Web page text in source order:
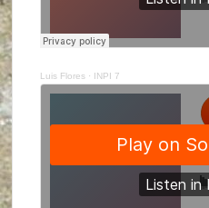
Luis Flores · INPI 7